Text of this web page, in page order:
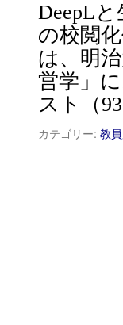
DeepL
の校閲
は、明
営学」
スト（
カテゴリー: 教